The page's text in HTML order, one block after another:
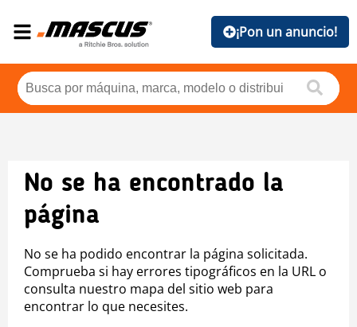
¡Pon un anuncio!
No se ha encontrado la
página
No se ha podido encontrar la página solicitada.
Comprueba si hay errores tipográficos en la URL o
consulta nuestro mapa del sitio web para
encontrar lo que necesites.